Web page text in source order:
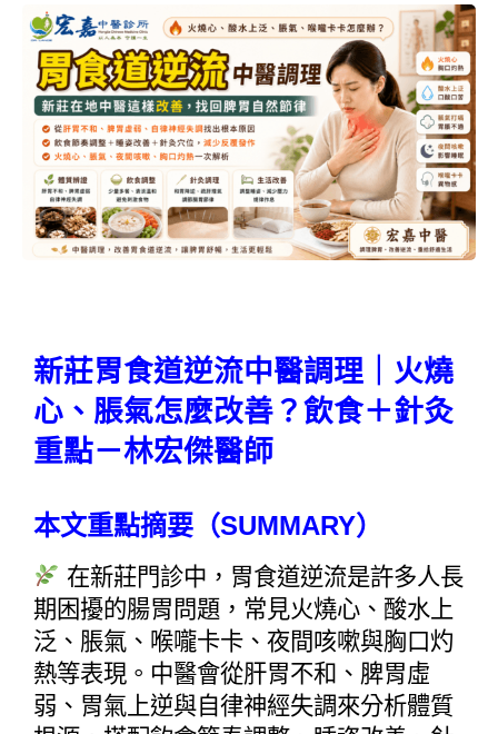
新莊胃食道逆流中醫調理｜火燒
心、脹氣怎麼改善？飲食＋針灸
重點－林宏傑醫師
本文重點摘要（SUMMARY）
在新莊門診中，胃食道逆流是許多人長
期困擾的腸胃問題，常見火燒心、酸水上
泛、脹氣、喉嚨卡卡、夜間咳嗽與胸口灼
熱等表現。中醫會從肝胃不和、脾胃虛
弱、胃氣上逆與自律神經失調來分析體質